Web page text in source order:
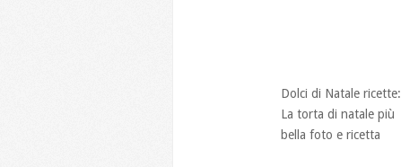
Dolci di Natale ricette:
La torta di natale più
bella foto e ricetta